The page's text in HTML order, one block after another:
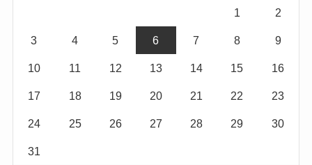
1 2
3 4 5 6 7 8 9
10 11 12 13 14 15 16
17 18 19 20 21 22 23
24 25 26 27 28 29 30
31